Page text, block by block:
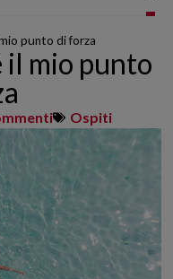
punto di forza
il mio punto
Ospiti